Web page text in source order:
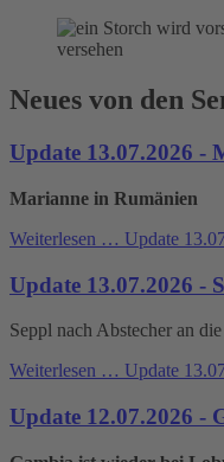
Neues von den
Update 13.07.2026 -
Marianne in Rumänien
Weiterlesen … Update
Update 13.07.2026 -
Seppl nach Abstecher an
Weiterlesen … Update
Update 12.07.2026 -